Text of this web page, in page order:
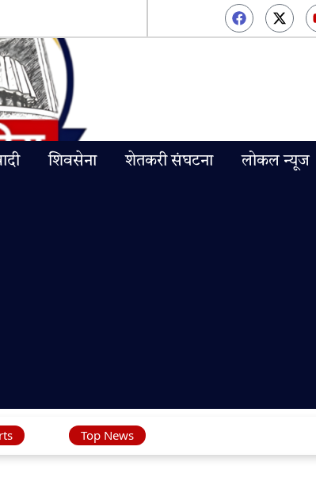
शिवसेना शेतकरी संघटना लोकल न्यूज
Top News